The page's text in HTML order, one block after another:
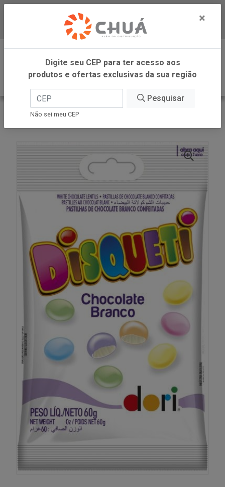
Baixe já nosso APP
0
INÍCIO
DORI -SM
×
Digite seu CEP para ter acesso aos
produtos e ofertas exclusivas da sua região
Pesquisar
Não sei meu CEP